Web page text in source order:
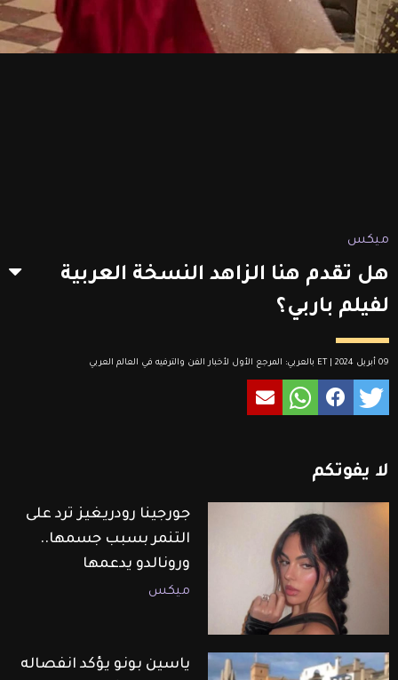
ميكس
هل تقدم هنا الزاهد النسخة العربية
لفيلم باربي؟
09 أبريل 2024 | ET بالعربي: المرجع الأول لأخبار الفن والترفيه في العالم العربي
لا يفوتكم
جورجينا رودريغيز ترد على
التنمر بسبب جسمها..
ورونالدو يدعمها
ميكس
ياسين بونو يؤكد انفصاله